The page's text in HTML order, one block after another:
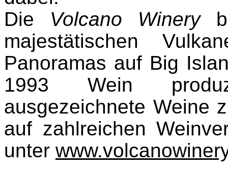
Die Volcano Winery
majestätischen
Panoramas auf Big
1993 Wein
ausgezeichnete Weine
auf zahlreichen
unter